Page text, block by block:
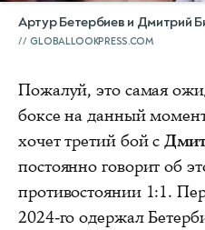
Артур Бетербиев и Дмитрий
GLOBALLOOKPRESS.COM
Пожалуй, это самая
боксе на данный
хочет третий бой с
постоянно говорит об
противостоянии 1:1.
2024-го одержал